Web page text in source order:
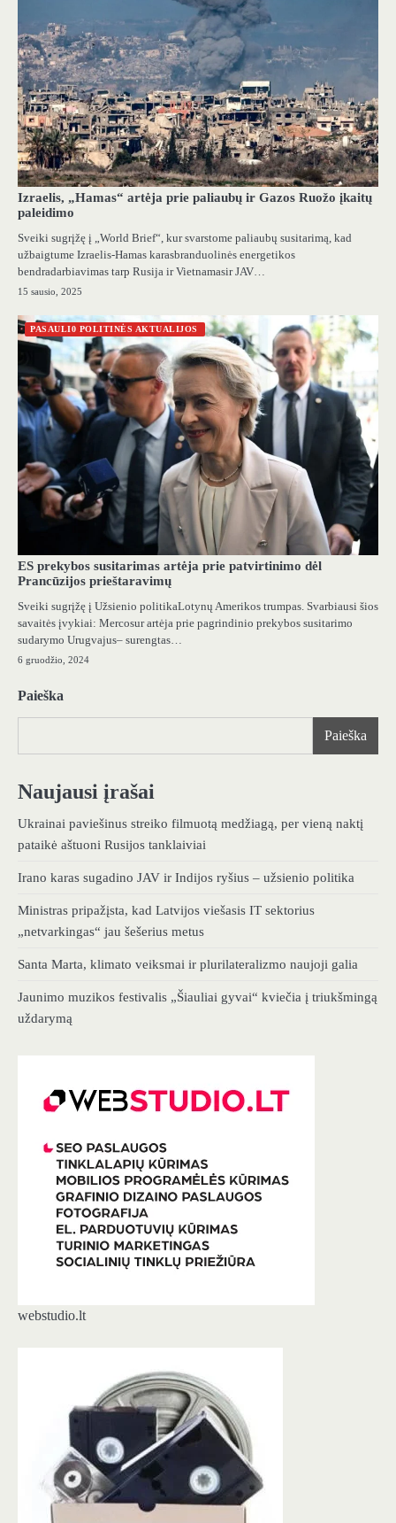
Izraelis, „Hamas“ artėja prie paliaubų ir Gazos Ruožo įkaitų
paleidimo
Sveiki sugrįžę į „World Brief“, kur svarstome paliaubų susitarimą, kad
užbaigtume Izraelis-Hamas karasbranduolinės energetikos
bendradarbiavimas tarp Rusija ir Vietnamasir JAV…
15 sausio, 2025
PASAULI0 POLITINĖS AKTUALIJOS
ES prekybos susitarimas artėja prie patvirtinimo dėl
Prancūzijos prieštaravimų
Sveiki sugrįžę į Užsienio politikaLotynų Amerikos trumpas. Svarbiausi šios
savaitės įvykiai: Mercosur artėja prie pagrindinio prekybos susitarimo
sudarymo Urugvajus– surengtas…
6 gruodžio, 2024
Paieška
Paieška
Naujausi įrašai
Ukrainai paviešinus streiko filmuotą medžiagą, per vieną naktį
pataikė aštuoni Rusijos tanklaiviai
Irano karas sugadino JAV ir Indijos ryšius – užsienio politika
Ministras pripažįsta, kad Latvijos viešasis IT sektorius
„netvarkingas“ jau šešerius metus
Santa Marta, klimato veiksmai ir plurilateralizmo naujoji galia
Jaunimo muzikos festivalis „Šiauliai gyvai“ kviečia į triukšmingą
uždarymą
webstudio.lt